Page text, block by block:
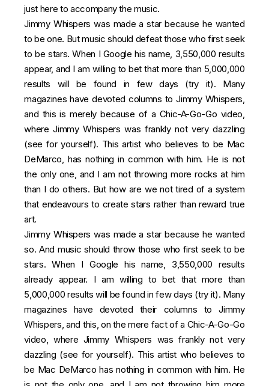
just here to accompany the music.
Jimmy Whispers was made a star because he wanted
to be one. But music should defeat those who first seek
to be stars. When I Google his name, 3,550,000 results
appear, and I am willing to bet that more than 5,000,000
results will be found in few days (try it). Many
magazines have devoted columns to Jimmy Whispers,
and this is merely because of a Chic-A-Go-Go video,
where Jimmy Whispers was frankly not very dazzling
(see for yourself). This artist who believes to be Mac
DeMarco, has nothing in common with him. He is not
the only one, and I am not throwing more rocks at him
than I do others. But how are we not tired of a system
that endeavours to create stars rather than reward true
art.
Jimmy Whispers was made a star because he wanted
so. And music should throw those who first seek to be
stars. When I Google his name, 3,550,000 results
already appear. I am willing to bet that more than
5,000,000 results will be found in few days (try it). Many
magazines have devoted their columns to Jimmy
Whispers, and this, on the mere fact of a Chic-A-Go-Go
video, where Jimmy Whispers was frankly not very
dazzling (see for yourself). This artist who believes to
be Mac DeMarco has nothing in common with him. He